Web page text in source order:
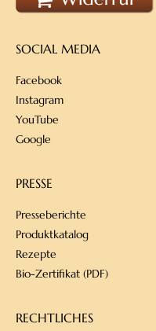
SOCIAL MEDIA
Facebook
Instagram
YouTube
Google
PRESSE
Presseberichte
Produktkatalog
Rezepte
Bio-Zertifikat (PDF)
RECHTLICHES